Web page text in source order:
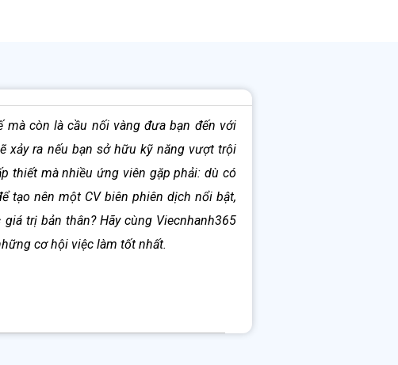
còn là cầu nối vàng đưa bạn đến với
xảy ra nếu bạn sở hữu kỹ năng vượt trội
thiết mà nhiều ứng viên gặp phải: dù có
tạo nên một CV biên phiên dịch nổi bật,
trị bản thân? Hãy cùng Viecnhanh365
cơ hội việc làm tốt nhất.